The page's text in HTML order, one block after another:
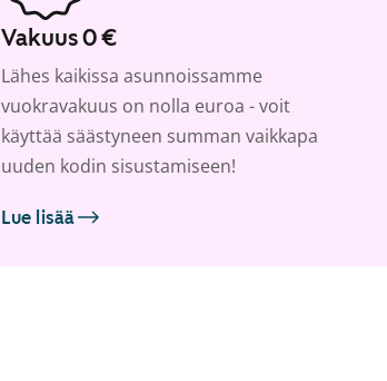
Vakuus 0 €
Lähes kaikissa asunnoissamme
vuokravakuus on nolla euroa - voit
käyttää säästyneen summan vaikkapa
uuden kodin sisustamiseen!
Lue lisää